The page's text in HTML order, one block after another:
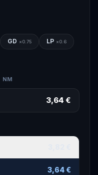
GD ×0.75 LP ×0.6
NM
3,64 €
3,64 €